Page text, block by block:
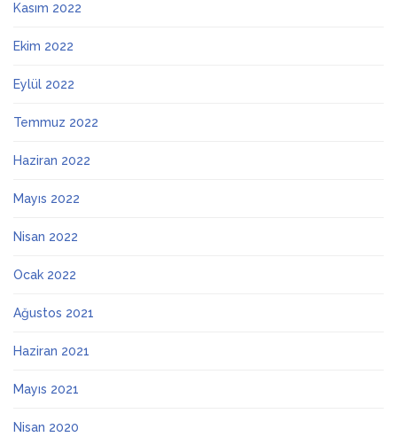
Kasım 2022
Ekim 2022
Eylül 2022
Temmuz 2022
Haziran 2022
Mayıs 2022
Nisan 2022
Ocak 2022
Ağustos 2021
Haziran 2021
Mayıs 2021
Nisan 2020